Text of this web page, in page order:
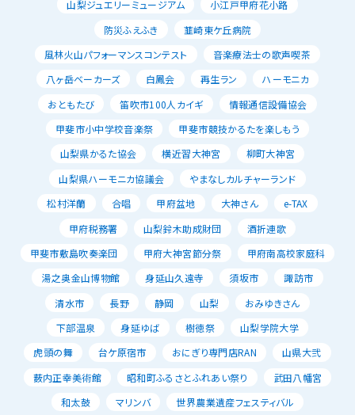
山梨ジュエリーミュージアム
小江戸甲府花小路
防災ふえふき
韮崎東ケ丘病院
風林火山パフォーマンスコンテスト
音楽療法士の歌声喫茶
八ヶ岳ベーカーズ
白鳳会 再生ラン
ハーモニカ
おともたび
笛吹市100人カイギ
情報通信設備協会
甲斐市小中学校音楽祭
甲斐市競技かるたを楽しもう
山梨県かるた協会
横近習大神宮
柳町大神宮
山梨県ハーモニカ協議会
やまなしカルチャーランド
松村洋蘭
合唱 甲府盆地 大神さん
e-TAX
甲府税務署
山梨鈴木助成財団
酒折連歌
甲斐市敷島吹奏楽団
甲府大神宮節分祭
甲府南高校家庭科
湯之奥金山博物館
身延山久遠寺 須坂市
諏訪市
清水市
長野 静岡 山梨
おみゆきさん
下部温泉
身延ゆば 樹徳祭
山梨学院大学
虎頭の舞
台ケ原宿市 おにぎり専門店RAN
山県大弐
薮内正幸美術館
昭和町ふるさとふれあい祭り
武田八幡宮
和太鼓
マリンバ
世界農業遺産フェスティバル